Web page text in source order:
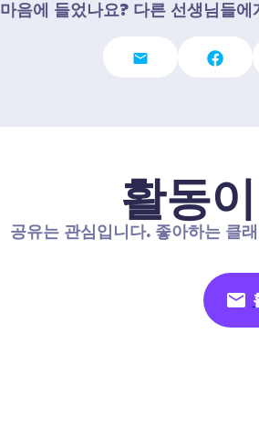
마음에 들었나요? 다른 선생님들에
활동
공유는 관심입니다. 좋아하는 클